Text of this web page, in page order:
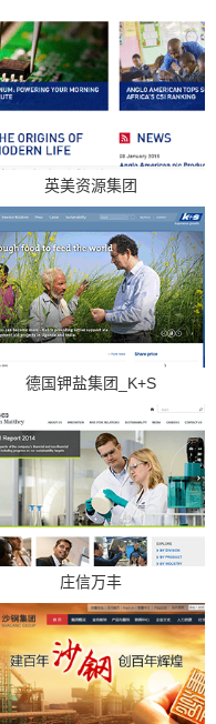
英美资源集团
德国钾盐集团_K+S
庄信万丰